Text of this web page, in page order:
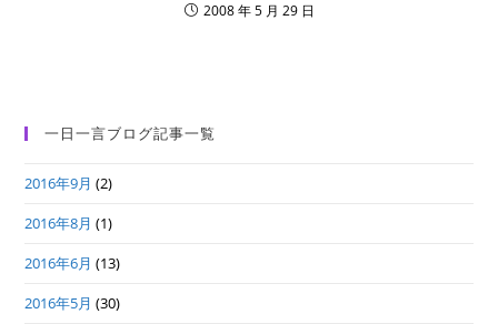
2008 年 5 月 29 日
一日一言ブログ記事一覧
2016年9月 (2)
2016年8月 (1)
2016年6月 (13)
2016年5月 (30)